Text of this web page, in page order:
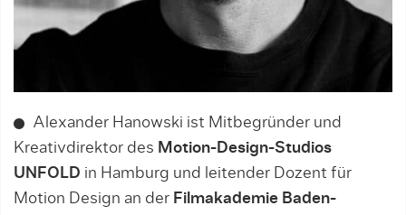
Alexander Hanowski ist Mitbegründer und
Kreativdirektor des Motion-Design-Studios
UNFOLD in Hamburg und leitender Dozent für
Motion Design an der Filmakademie Baden-